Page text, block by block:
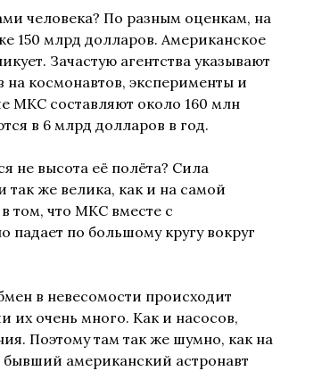
человека? По разным оценкам, на
150 млрд долларов. Американское
Зачастую агентства указывают
на космонавтов, эксперименты и
МКС составляют около 160 млн
в 6 млрд долларов в год.
не высота её полёта? Сила
же велика, как и на самой
том, что МКС вместе с
падает по большому кругу вокруг
в невесомости происходит
их очень много. Как и насосов,
Поэтому там так же шумно, как на
американский астронавт